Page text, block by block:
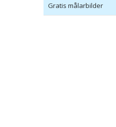
Gratis målarbilder